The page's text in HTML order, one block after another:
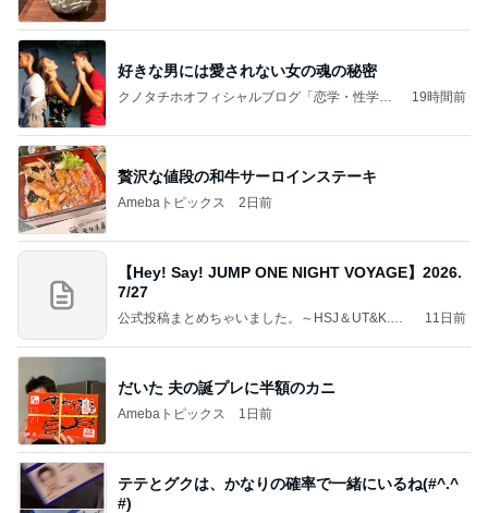
好きな男には愛されない女の魂の秘密
クノタチホオフィシャルブログ「恋学・性学研
19時間前
贅沢な値段の和牛サーロインステーキ
Amebaトピックス 2日前
【Hey! Say! JUMP ONE NIGHT VOYAGE】2026.
7/27
公式投稿まとめちゃいました。～HSJ＆UT&K.O.
11日前
だいた 夫の誕プレに半額のカニ
Amebaトピックス 1日前
テテとグクは、かなりの確率で一緒にいるね(#^.^
#)